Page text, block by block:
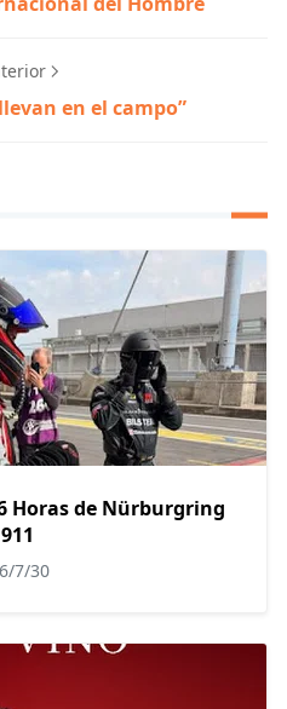
en el campo”
Horas de Nürburgring
7/30